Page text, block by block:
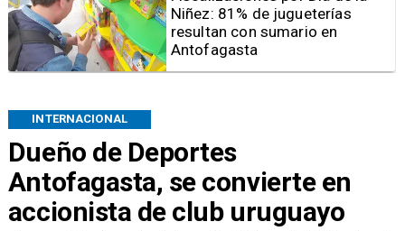
Dueño de Deportes
Antofagasta, se convierte en
accionista de club uruguayo
INTERNACIONAL
Tribunal frena opción de pena
mixta para Karen Rojo por ahora